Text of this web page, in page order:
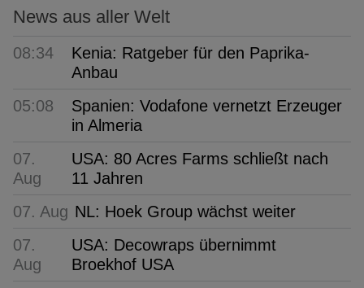
News aus aller Welt
08:34
Kenia: Ratgeber für den Paprika-
Anbau
05:08
Spanien: Vodafone vernetzt Erzeuger
in Almeria
07.
Aug
USA: 80 Acres Farms schließt nach
11 Jahren
07. Aug NL: Hoek Group wächst weiter
07.
Aug
USA: Decowraps übernimmt
Broekhof USA